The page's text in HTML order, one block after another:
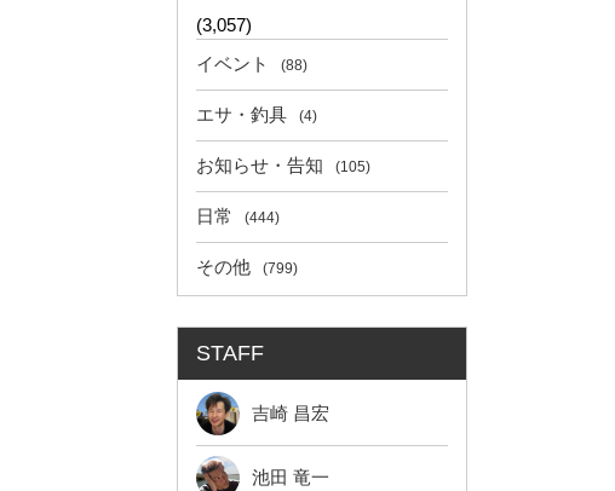
(3,057)
イベント
(88)
エサ・釣具 (4)
お知らせ・告知 (105)
日常 (444)
その他 (799)
STAFF
吉崎 昌宏
池田 竜一